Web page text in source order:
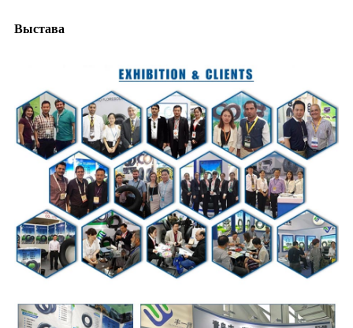
Выстава